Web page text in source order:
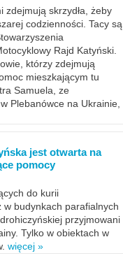
zdejmują skrzydła, żeby
codzienności. Tacy są
Rajd Katyński.
którzy zdejmują
mieszkającym tu
Samuela, ze
Plebanówce na Ukrainie,
jest otwarta na
pomocy
do kurii
w budynkach parafialnych
przyjmowani
Tylko w obiektach w
więcej »